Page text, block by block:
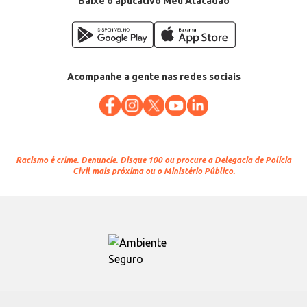
Acompanhe a gente nas redes sociais
Racismo é crime. Denuncie. Disque 100 ou procure a Delegacia de Polícia
Civil mais próxima ou o Ministério Público.